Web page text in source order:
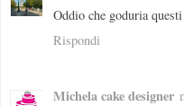
Oddio che goduria
Rispondi
Michela cake designer